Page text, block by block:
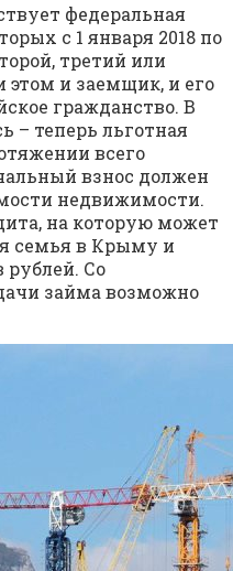
федеральная
с 1 января 2018 по
третий или
и заемщик, и его
гражданство. В
– теперь льготная
всего
взнос должен
недвижимости.
на которую может
семья в Крыму и
рублей. Со
займа возможно